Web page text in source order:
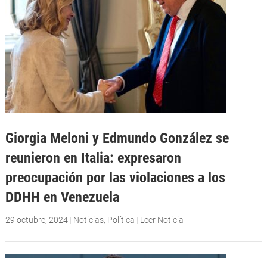
Giorgia Meloni y Edmundo González se
reunieron en Italia: expresaron
preocupación por las violaciones a los
DDHH en Venezuela
29 octubre, 2024| Noticias, Política | Leer Noticia